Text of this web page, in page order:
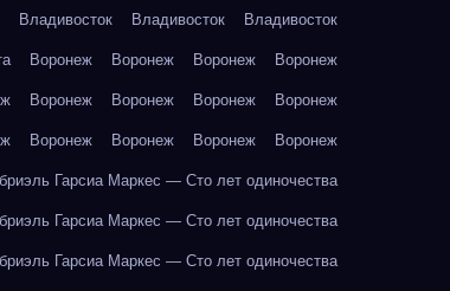
Владивосток Владивосток Владивосток
Воронеж Воронеж Воронеж Воронеж
Воронеж Воронеж Воронеж Воронеж
Воронеж Воронеж Воронеж Воронеж
Гарсиа Маркес — Сто лет одиночества
Гарсиа Маркес — Сто лет одиночества
Гарсиа Маркес — Сто лет одиночества